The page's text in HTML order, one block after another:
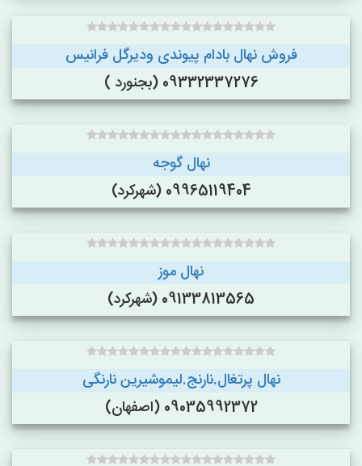
فروش نهال بادام پیوندی ودیرگل فرانیس
09332337276 (بجنورد )
نهال گوجه
09965119404 (شهرکرد)
نهال موز
09133813565 (شهرکرد)
نهال پرتغال.نارنج.لیموشیرین نارنگی
09035992372 (اصفهان)